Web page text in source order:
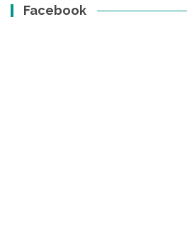
Facebook